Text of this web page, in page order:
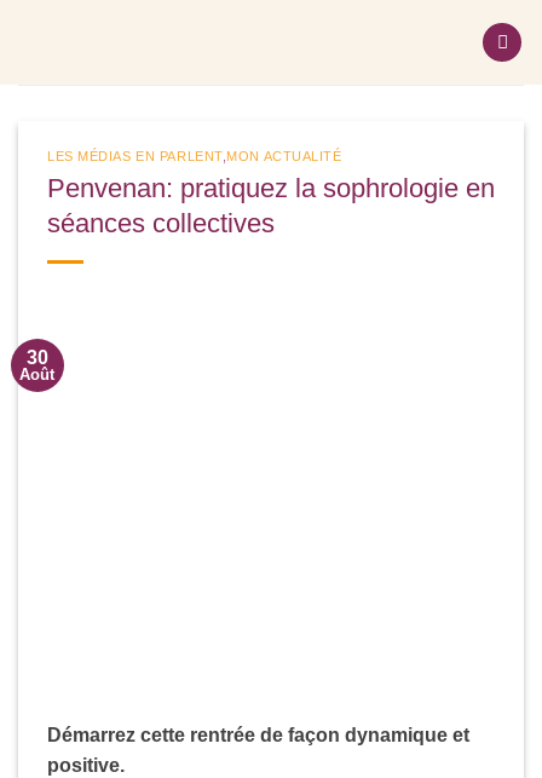
LES MÉDIAS EN PARLENT, MON ACTUALITÉ
Penvenan: pratiquez la sophrologie en
séances collectives
30
Août
Démarrez cette rentrée de façon dynamique et
positive.